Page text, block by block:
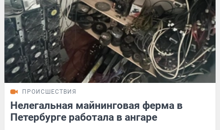
ПРОИСШЕСТВИЯ
Нелегальная майнинговая ферма в
Петербурге работала в ангаре